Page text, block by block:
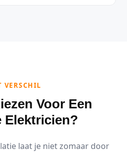
VERSCHIL
Voor Een
Elektricien?
laat je niet zomaar door